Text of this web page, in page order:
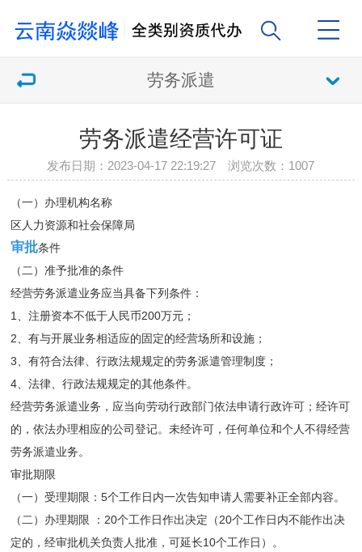
劳务派遣
劳务派遣经营许可证
发布日期：2023-04-17 22:19:27 浏览次数： 1007
（一）办理机构名称
区人力资源和社会保障局
审批条件
（二）准予批准的条件
经营劳务派遣业务应当具备下列条件：
1、注册资本不低于人民币200万元；
2、有与开展业务相适应的固定的经营场所和设施；
3、有符合法律、行政法规规定的劳务派遣管理制度；
4、法律、行政法规规定的其他条件。
经营劳务派遣业务，应当向劳动行政部门依法申请行政许可；经许可
的，依法办理相应的公司登记。未经许可，任何单位和个人不得经营
劳务派遣业务。
审批期限
（一）受理期限：5个工作日内一次告知申请人需要补正全部内容。
（二）办理期限 ：20个工作日作出决定（20个工作日内不能作出决
定的，经审批机关负责人批准，可延长10个工作日）。